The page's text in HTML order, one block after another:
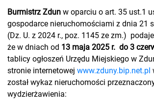
Burmistrz Zdun w oparciu o art. 35 ust.1
gospodarce nieruchomościami z dnia 21
(Dz. U. z 2024 r., poz. 1145 ze zm.)
że w dniach od 13 maja 2025 r. do 3
tablicy ogłoszeń Urzędu Miejskiego w
stronie internetowej www.zduny.bip.net.pl
został wykaz nieruchomości
wydzierżawienia: